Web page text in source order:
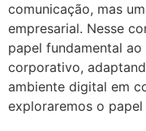
comunicação, mas
empresarial. Nesse
papel fundamental
corporativo,
ambiente digital em
exploraremos o